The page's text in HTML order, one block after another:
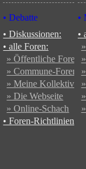
• Debatte
• Diskussionen:
• alle Foren:
» Öffentliche Foren
» Commune-Foren
» Meine Kollektive
» Die Webseite
» Online-Schach
• Foren-Richtlinien
•
•